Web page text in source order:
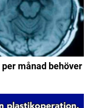
månad behöver